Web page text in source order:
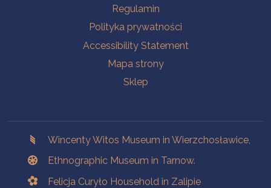
Regulamin
Polityka prywatności
Accessibility Statement
Mapa strony
Sklep
Wincenty Witos Museum in Wierzchosławice,
Ethnographic Museum in Tarnow.
Felicja Curyło Household in Zalipie